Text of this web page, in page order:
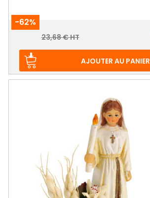
-62%
Prix
Prix
23,68 € HT
AJOUTER AU PANIER